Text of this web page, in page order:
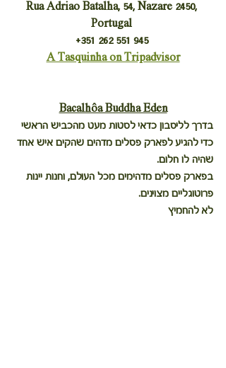
Rua Adriao Batalha, 54, Nazare 2450,
Portugal
+351 262 551 945
A Tasquinha on Tripadvisor
Bacalhôa Buddha Eden
בדרך לליסבון כדאי לסטות מעט מהכביש הראשי
כדי להגיע לפארק פסלים מדהים שהקים איש אחד
שהיה לו חלום.
בפארק פסלים מדהימים מכל העולם, וחנות יינות
פרוטוגליים מצוינים.
לא להחמיץ